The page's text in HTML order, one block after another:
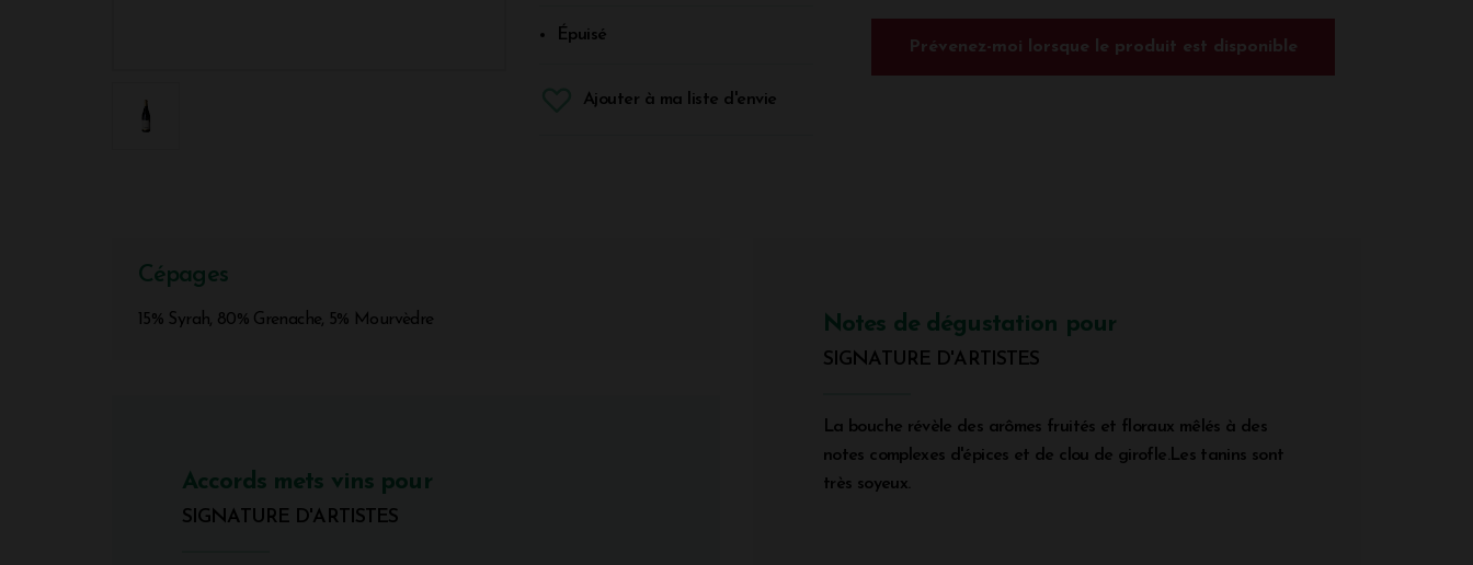
Épuisé
Ajouter à ma liste d'envie
Prévenez-moi lorsque le produit est disponible
Cépages
15% Syrah, 80% Grenache, 5% Mourvèdre
Accords mets vins pour
SIGNATURE D'ARTISTES
Notes de dégustation pour
SIGNATURE D'ARTISTES
La bouche révèle des arômes fruités et floraux mêlés à des
notes complexes d'épices et de clou de girofle.Les tanins sont
très soyeux.